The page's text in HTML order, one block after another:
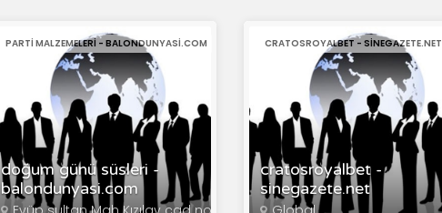
doğum günü süsleri -
balondunyasi.com
PARTI MALZEMELERI - BALONDUNYASI.COM
cratosroyalbet -
sinegazete.net
CRATOSROYALBET - SINEGAZETE.NET